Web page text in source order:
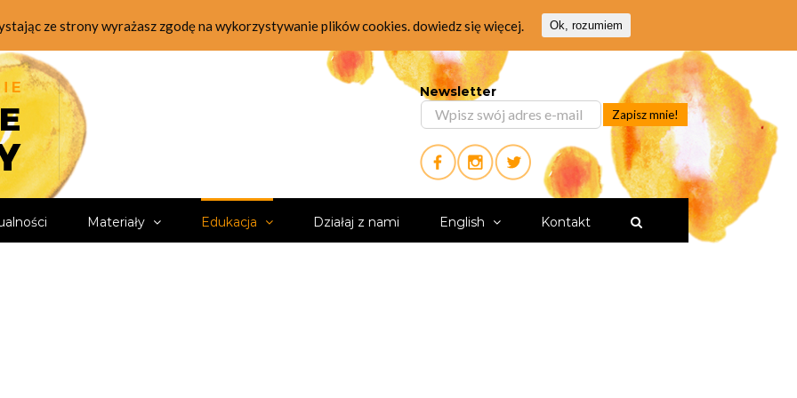
Newsletter
Materiały Edukacja Działaj z nami English Kontakt
ze strony wyrażasz zgodę na wykorzystywanie plików cookies. dowiedz się więcej. Ok, rozumiem